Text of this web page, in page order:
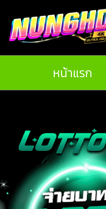
หน้าแรก